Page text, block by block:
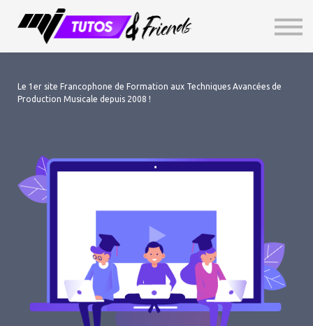
GRATUIT
Livre d'Or
S'inscrire
Le 1er site Francophone de Formation aux Techniques Avancées de
Production Musicale depuis 2008 !